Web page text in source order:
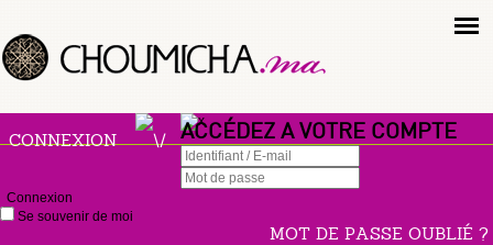
CONNEXION ACCÉDEZ A VOTRE COMPTE
Connexion
Se souvenir de moi
MOT DE PASSE OUBLIÉ ?